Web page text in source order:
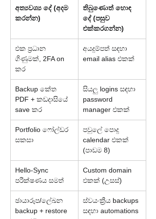
අත්‍යවශ්‍ය දේ (අදම
කරන්න)
තිබුණොත් හොඳ
දේ (පසුව
එක්කරගන්න)
එක ප්‍රධාන
ගිණුමක්, 2FA on
කර
අයදුම්පත් සඳහා
email alias එකක්
Backup කේත
PDF + කඩදාසියේ
save කර
සියලු logins සඳහා
password
manager එකක්
Portfolio ෆෝල්ඩර
සකසා
පවුලේ පොදු
calendar එකක්
(පාඩම 8)
Hello-Sync
පරීක්ෂණය සමත්
Custom domain
එකක් (උසස්)
ඡායාරූප/ලේඛන
backup + restore
ස්වයංක්‍රීය backups
සඳහා automations